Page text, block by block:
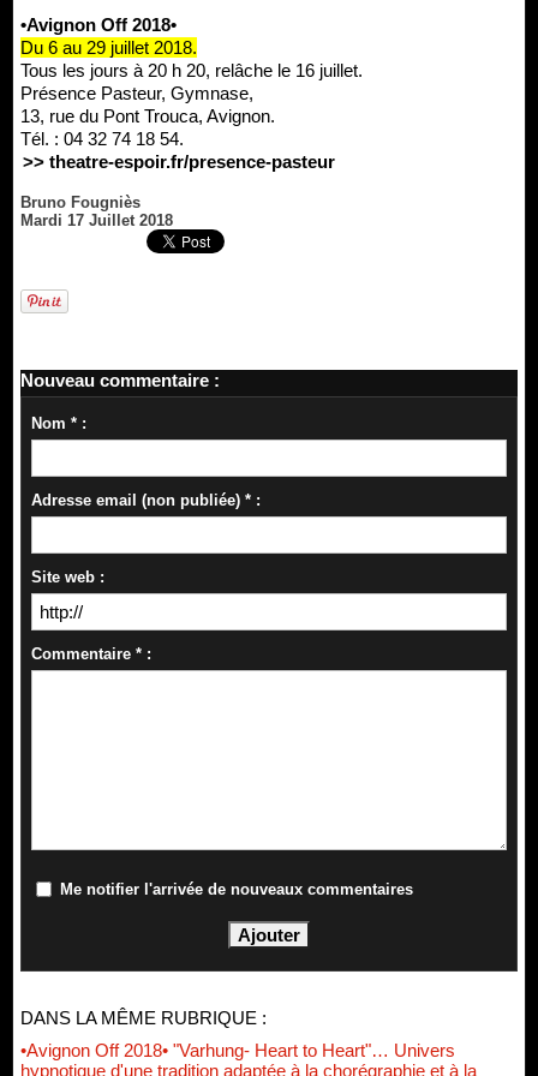
•Avignon Off 2018•
Du 6 au 29 juillet 2018.
Tous les jours à 20 h 20, relâche le 16 juillet.
Présence Pasteur, Gymnase,
13, rue du Pont Trouca, Avignon.
Tél. : 04 32 74 18 54.
>> theatre-espoir.fr/presence-pasteur
Bruno Fougniès
Mardi 17 Juillet 2018
Nouveau commentaire :
Nom * :
Adresse email (non publiée) * :
Site web :
Commentaire * :
Me notifier l'arrivée de nouveaux commentaires
DANS LA MÊME RUBRIQUE :
•Avignon Off 2018• "Varhung- Heart to Heart"… Univers
hypnotique d'une tradition adaptée à la chorégraphie et à la